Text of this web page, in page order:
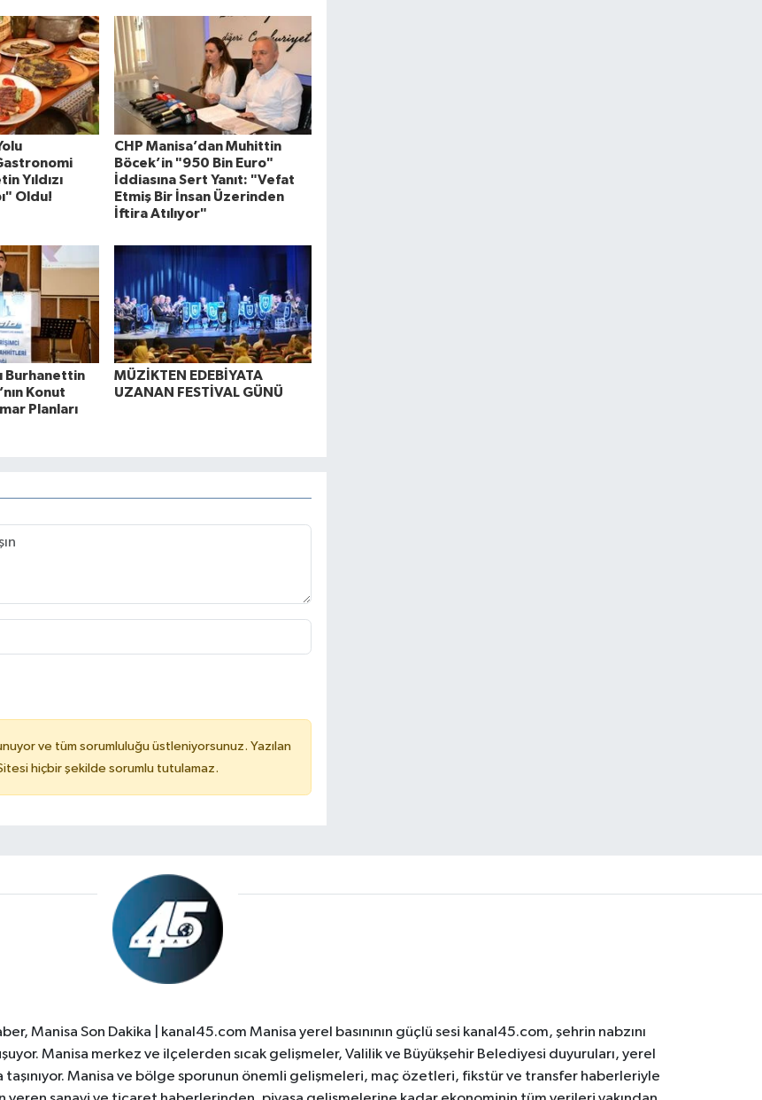
Yıldızı
Oldu!
CHP Manisa’dan Muhittin
Böcek’in "950 Bin Euro"
İddiasına Sert Yanıt: "Vefat
Etmiş Bir İnsan Üzerinden
İftira Atılıyor"
Burhanettin
Konut
Planları
MÜZİKTEN EDEBİYATA
UZANAN FESTİVAL GÜNÜ
ve tüm sorumluluğu üstleniyorsunuz. Yazılan
hiçbir şekilde sorumlu tutulamaz.
Manisa Son Dakika | kanal45.com Manisa yerel basınının güçlü sesi kanal45.com, şehrin nabzını
Manisa merkez ve ilçelerden sıcak gelişmeler, Valilik ve Büyükşehir Belediyesi duyuruları, yerel
taşınıyor. Manisa ve bölge sporunun önemli gelişmeleri, maç özetleri, fikstür ve transfer haberleriyle